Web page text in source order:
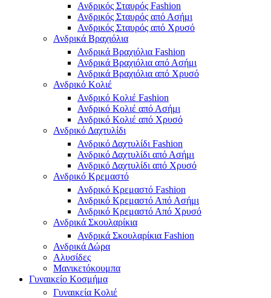
Ανδρικός Σταυρός Fashion
Ανδρικός Σταυρός από Ασήμι
Ανδρικός Σταυρός από Χρυσό
Ανδρικά Βραχιόλια
Ανδρικά Βραχιόλια Fashion
Ανδρικά Βραχιόλια από Ασήμι
Ανδρικά Βραχιόλια από Χρυσό
Ανδρικό Κολιέ
Ανδρικό Κολιέ Fashion
Ανδρικό Κολιέ από Ασήμι
Ανδρικό Κολιέ από Χρυσό
Ανδρικό Δαχτυλίδι
Ανδρικό Δαχτυλίδι Fashion
Ανδρικό Δαχτυλίδι από Ασήμι
Ανδρικό Δαχτυλίδι από Χρυσό
Ανδρικό Κρεμαστό
Ανδρικό Κρεμαστό Fashion
Ανδρικό Κρεμαστό Από Ασήμι
Ανδρικό Κρεμαστό Από Χρυσό
Ανδρικά Σκουλαρίκια
Ανδρικά Σκουλαρίκια Fashion
Ανδρικά Δώρα
Αλυσίδες
Μανικετόκουμπα
Γυναικείο Κοσμήμα
Γυναικεία Κολιέ